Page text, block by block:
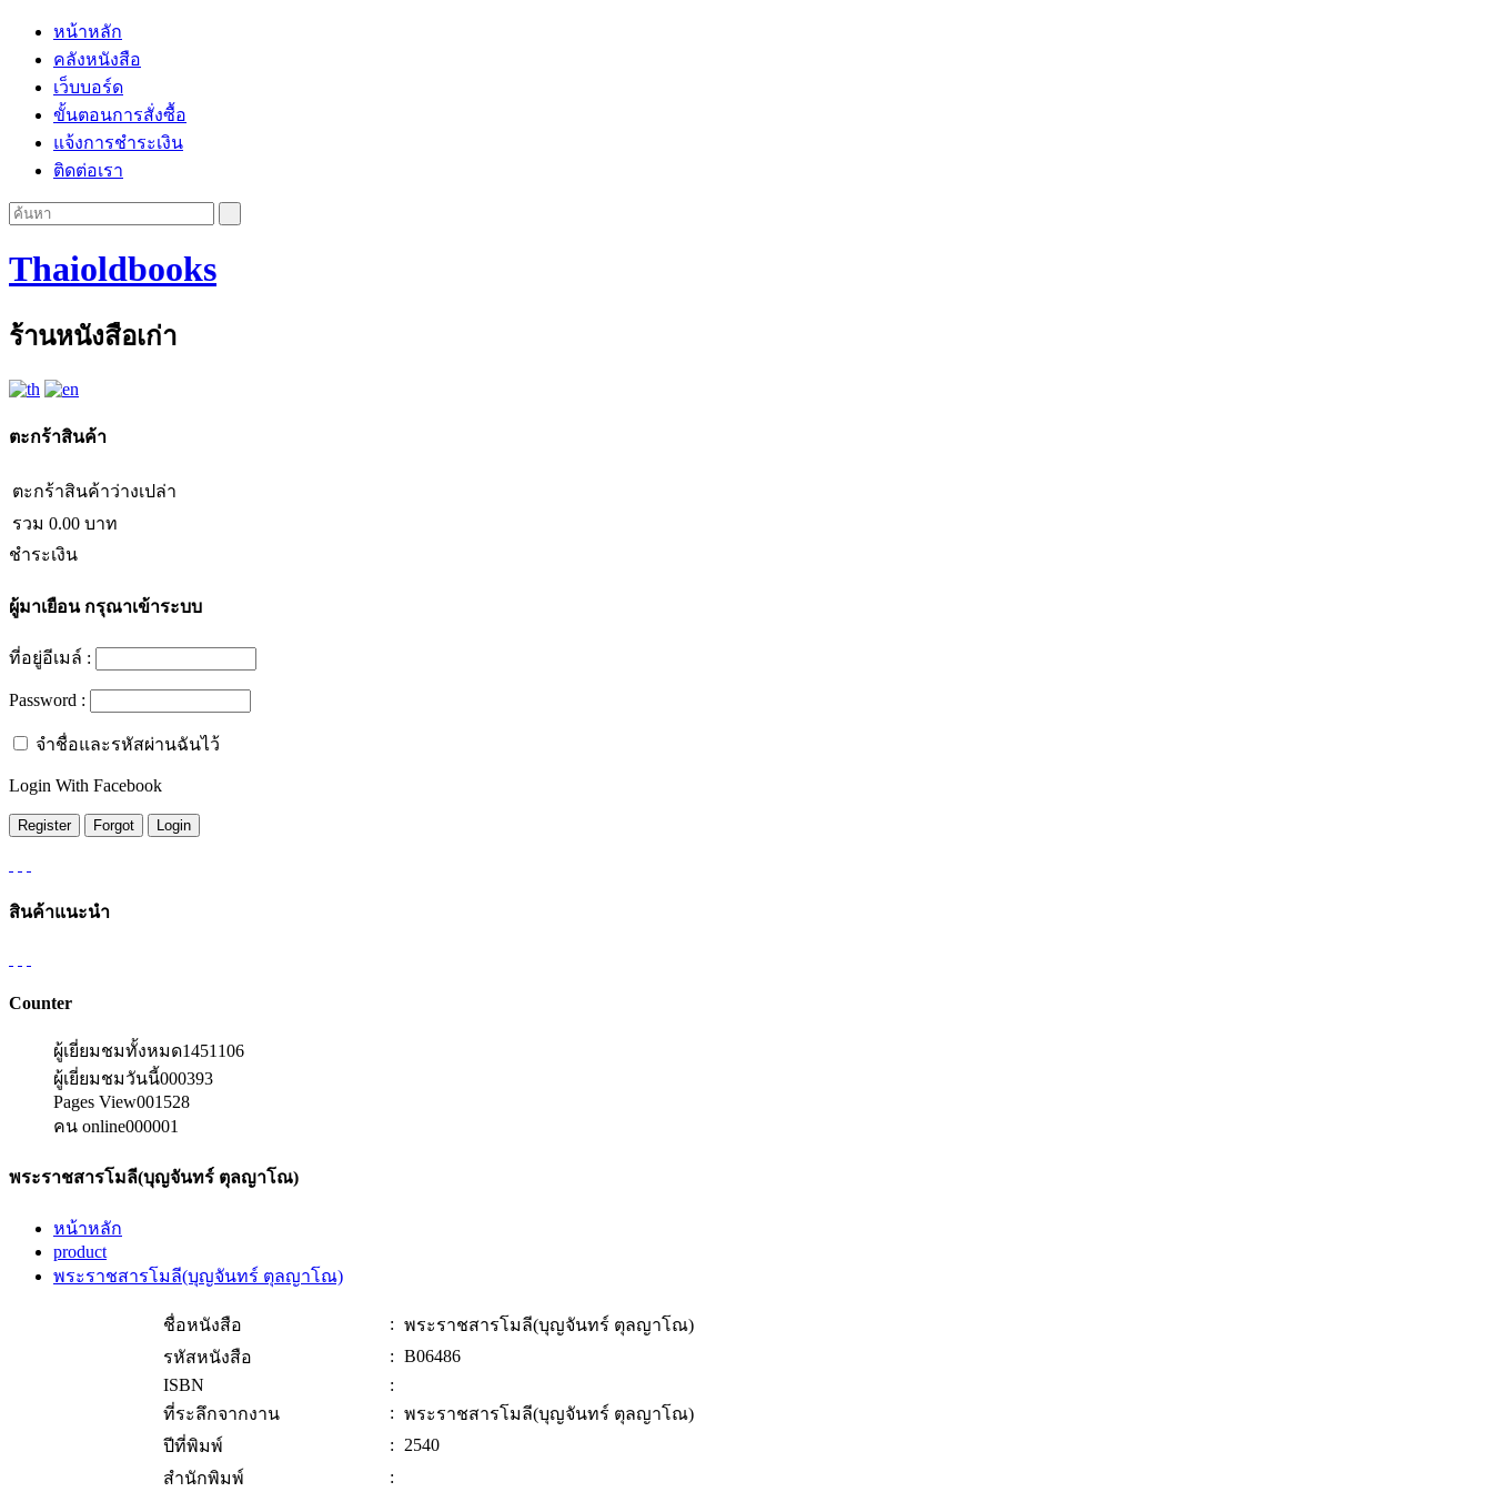
หน้าหลัก
คลังหนังสือ
เว็บบอร์ด
ขั้นตอนการสั่งซื้อ
แจ้งการชำระเงิน
ติดต่อเรา
Thaioldbooks
ร้านหนังสือเก่า
ตะกร้าสินค้า
ตะกร้าสินค้าว่างเปล่า
รวม 0.00 บาท
ชำระเงิน
ผู้มาเยือนกรุณาเข้าระบบ
ที่อยู่อีเมล์ :
Password :
จำชื่อและรหัสผ่านฉันไว้
Login With Facebook
สินค้าแนะนำ
Counter
ผู้เยี่ยมชมทั้งหมด1451106
ผู้เยี่ยมชมวันนี้000393
Pages View001528
คน online000001
พระราชสารโมลี(บุญจันทร์ ตุลญาโณ)
หน้าหลัก
product
พระราชสารโมลี(บุญจันทร์ ตุลญาโณ)
ชื่อหนังสือ : พระราชสารโมลี(บุญจันทร์ ตุลญาโณ)
รหัสหนังสือ
: B06486
ISBN
:
ที่ระลึกจากงาน
: พระราชสารโมลี(บุญจันทร์ ตุลญาโณ)
ปีที่พิมพ์
: 2540
สำนักพิมพ์
: